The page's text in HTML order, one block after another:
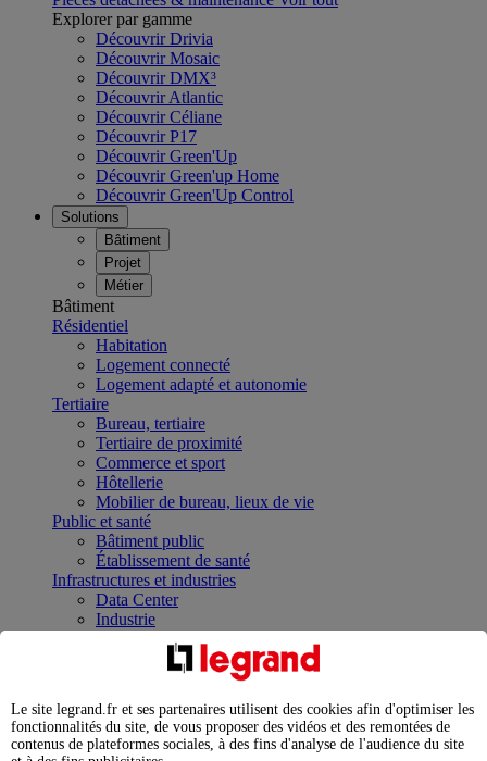
Explorer par gamme
Découvrir Drivia
Découvrir Mosaic
Découvrir DMX³
Découvrir Atlantic
Découvrir Céliane
Découvrir P17
Découvrir Green'Up
Découvrir Green'up Home
Découvrir Green'Up Control
Solutions
Bâtiment
Projet
Métier
Bâtiment
Résidentiel
Habitation
Logement connecté
Logement adapté et autonomie
Tertiaire
Bureau, tertiaire
Tertiaire de proximité
Commerce et sport
Hôtellerie
Mobilier de bureau, lieux de vie
Public et santé
Bâtiment public
Établissement de santé
Infrastructures et industries
Data Center
Industrie
Infrastructures
Contrôler et planifier le fonctionnement des appareils
Répartir et optimiser son tableau électrique
Legrand Data Center Solutions : concentrer les
expertises au service de vos performances
Le site legrand.fr et ses partenaires utilisent des cookies afin d'optimiser les
fonctionnalités du site, de vous proposer des vidéos et des remontées de
contenus de plateformes sociales, à des fins d'analyse de l'audience du site